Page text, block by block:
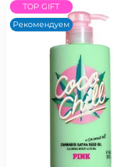
TOP GIFT
Рекомендуем